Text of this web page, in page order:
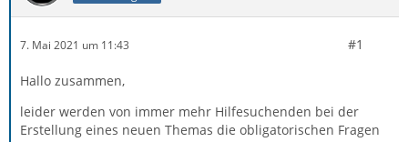
7. Mai 2021 um 11:43 #1
Hallo zusammen,
leider werden von immer mehr Hilfesuchenden bei der
Erstellung eines neuen Themas die obligatorischen Fragen